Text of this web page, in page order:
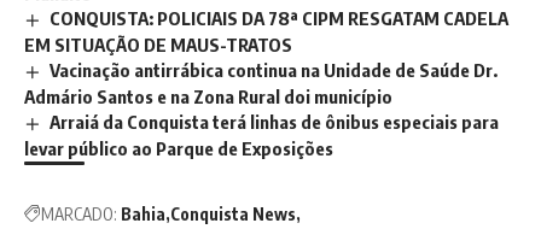
CONQUISTA: POLICIAIS DA 78ª CIPM RESGATAM CADELA
EM SITUAÇÃO DE MAUS-TRATOS
Vacinação antirrábica continua na Unidade de Saúde Dr.
Admário Santos e na Zona Rural doi município
Arraiá da Conquista terá linhas de ônibus especiais para
levar público ao Parque de Exposições
MARCADO: Bahia Conquista News